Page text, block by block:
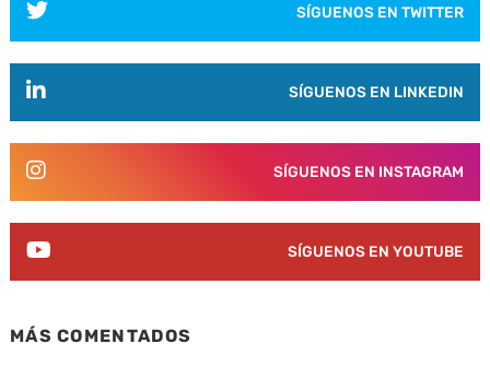
SÍGUENOS EN TWITTER
SÍGUENOS EN LINKEDIN
SÍGUENOS EN INSTAGRAM
SÍGUENOS EN YOUTUBE
MÁS COMENTADOS